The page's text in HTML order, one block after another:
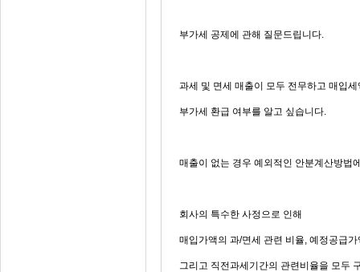
부가세 공제에 관해 질문드립니다.
과세 및 면세 매출이 모두 전무하고 매입
부가세 환급 여부를 알고 싶습니다.
매출이 없는 경우 예외적인 안분계산방법
회사의 특수한 사정으로 인해
매입가액의 과/면세 관련 비율, 예정공급
그리고 직전과세기간의 관련비율을 모두